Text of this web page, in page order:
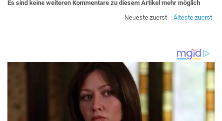
Es sind keine weiteren Kommentare zu diesem Artikel mehr möglich
Neueste zuerst
Älteste zuerst